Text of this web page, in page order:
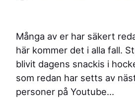
Många av er har säkert
här kommer det i alla fall.
blivit dagens snackis i
som redan har setts av
personer på Youtube…